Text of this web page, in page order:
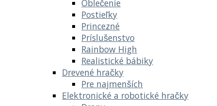
Oblečenie
Postieľky
Princezné
Príslušenstvo
Rainbow High
Realistické bábiky
Drevené hračky
Pre najmenších
Elektronické a robotické hračky